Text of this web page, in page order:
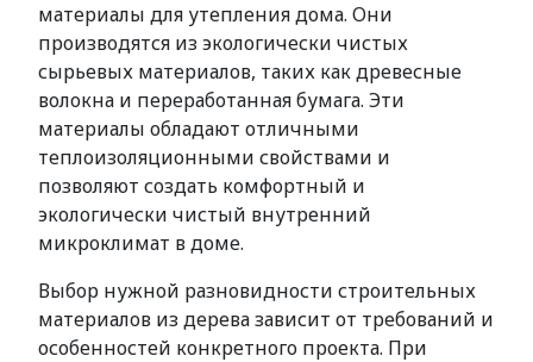
материалы для утепления дома. Они
производятся из экологически чистых
сырьевых материалов, таких как древесные
волокна и переработанная бумага. Эти
материалы обладают отличными
теплоизоляционными свойствами и
позволяют создать комфортный и
экологически чистый внутренний
микроклимат в доме.
Выбор нужной разновидности строительных
материалов из дерева зависит от требований и
особенностей конкретного проекта. При